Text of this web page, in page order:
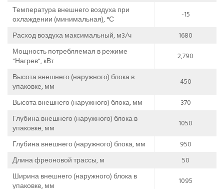
Температура внешнего воздуха при
охлаждении (минимальная), °С
-15
Расход воздуха максимальный, м3/ч
1680
Мощность потребляемая в режиме
"Нагрев", кВт
2,790
Высота внешнего (наружного) блока в
упаковке, мм
450
Высота внешнего (наружного) блока, мм
370
Глубина внешнего (наружного) блока в
упаковке, мм
1050
Глубина внешнего (наружного) блока, мм
950
Длина фреоновой трассы, м
50
Ширина внешнего (наружного) блока в
упаковке, мм
1095